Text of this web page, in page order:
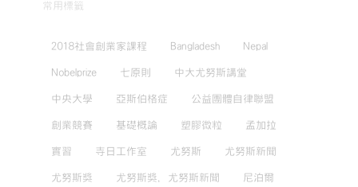
常用標籤
2018社會創業家課程 Bangladesh Nepal
Nobelprize 七原則 中大尤努斯講堂
中央大學 亞斯伯格症 公益團體自律聯盟
創業競賽 基礎概論 塑膠微粒 孟加拉
實習 寺日工作室 尤努斯 尤努斯新聞
尤努斯獎 尤努斯獎，尤努斯新聞 尼泊爾